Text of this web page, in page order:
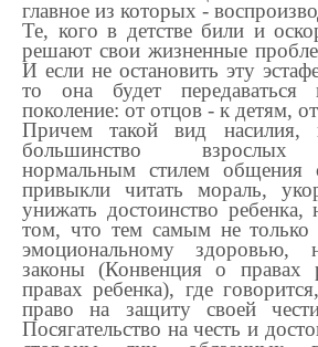
главное из которых -
Те, кого в детстве били и
решают свои жизненные
И если не остановить эту
то она будет
поколение: от отцов - к детям,
Причем такой вид насилия,
большинство взрослых
нормальным стилем общения
привыкли читать мораль,
унижать достоинство ребенка,
том, что тем самым не только
эмоциональному
законы (Конвенция о правах
правах ребенка), где
право на защиту своей
Посягательство на честь и